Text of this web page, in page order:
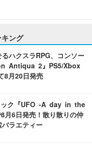
キング
ハクスラRPG、コンソー
Antiqua 2』PS5/Xbox
8月20日発売
ック『UFO -A day in the
月6日発売！散り散りの仲
バラエティー